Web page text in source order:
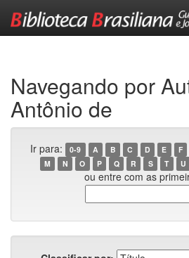
Navegando por
Antônio de
Ir para: 0-9 A B C D E F
M
N O P Q R S T U
ou entre com as